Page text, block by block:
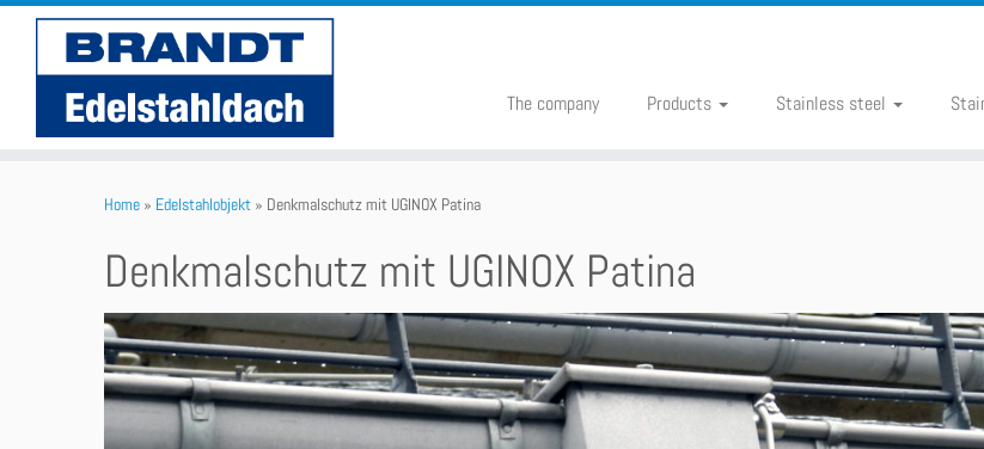
The company Products Stainless steel
Home » Edelstahlobjekt » Denkmalschutz mit UGINOX Patina
Denkmalschutz mit UGINOX Patina